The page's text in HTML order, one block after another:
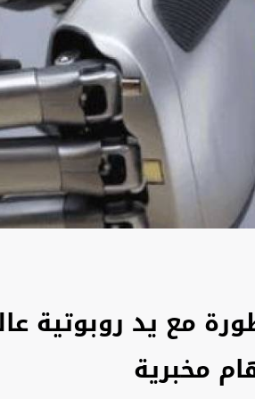
مع يد روبوتية
مخبرية